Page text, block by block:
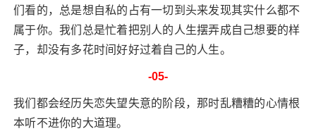
们看的，总是想自私的占有一切到头来发现其实什么都不
属于你。我们总是忙着把别人的人生摆弄成自己想要的样
子，却没有多花时间好好过着自己的人生。
-05-
我们都会经历失恋失望失意的阶段，那时乱糟糟的心情根
本听不进你的大道理。